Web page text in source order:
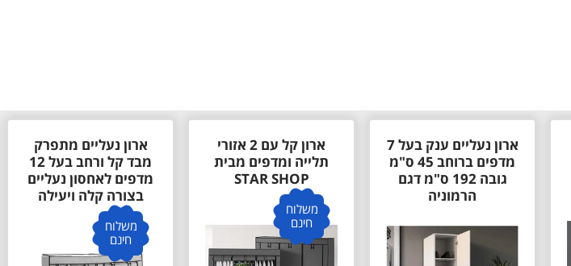
ארון קל עם 2 אזורי
תלייה ומדפים מבית
STAR SHOP
חינם
ארון נעליים מתפרק
מבד קל ורחב בעל 12
מדפים לאחסון נעליים
בצורה קלה ויעילה
משלוח
חינם
ארון נעליים 3 תאים
דגם הלן HELEN מבית
STAR SHOP
משלוח
חינם